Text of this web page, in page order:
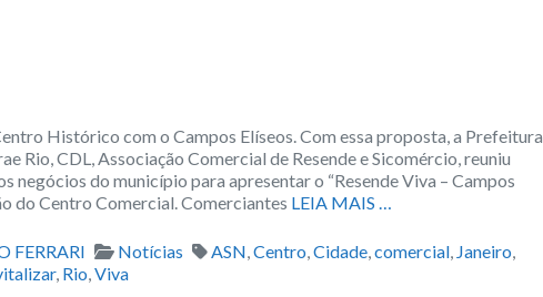
Histórico com o Campos Elíseos. Com essa proposta, a Prefeitura
Rio, CDL, Associação Comercial de Resende e Sicomércio, reuniu
negócios do município para apresentar o “Resende Viva – Campos
do Centro Comercial. Comerciantes LEIA MAIS …
FERRARI Categories
Notícias Tags
ASN,Centro,Cidade,comercial, Janeiro,
, Rio,Viva